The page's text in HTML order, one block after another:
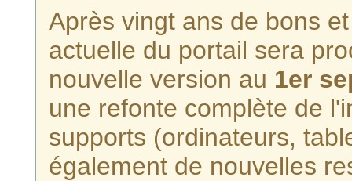
Après vingt ans de bons
actuelle du portail sera
nouvelle version au 1er
une refonte complète de
supports (ordinateurs,
également de nouvelles